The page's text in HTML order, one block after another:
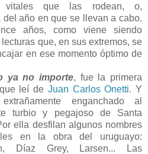
vitales que las rodean, o,
año en que se llevan a cabo.
años, como viene siendo
que, en sus extremos, se
en ese momento óptimo de
ya no importe, fue la primera
leí de Juan Carlos Onetti. Y
enganchado al
turbio y pegajoso de Santa
ella desfilan algunos nombres
en la obra del uruguayo:
Díaz Grey, Larsen... Las